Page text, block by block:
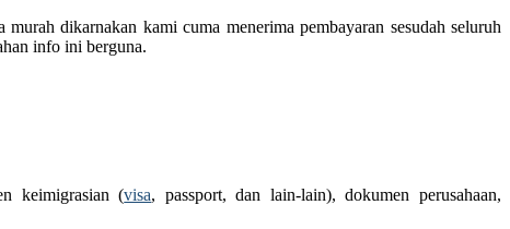
dikarnakan kami cuma menerima pembayaran sesudah seluruh
info ini berguna.
keimigrasian (visa, passport, dan lain-lain), dokumen perusahaan,